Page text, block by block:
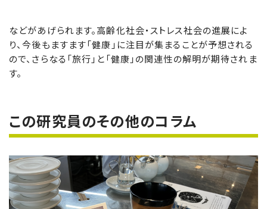
などがあげられます。高齢化社会・ストレス社会の進展によ
り、今後もますます「健康」に注目が集まることが予想される
ので、さらなる「旅行」と「健康」の関連性の解明が期待されま
す。
この研究員のその他のコラム